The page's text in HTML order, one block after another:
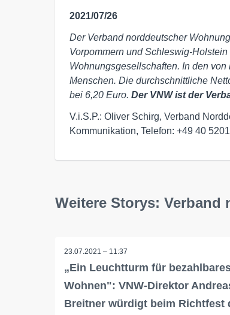
2021/07/26
Der Verband norddeutscher
Vorpommern und Schleswig-
Wohnungsgesellschaften. In den
Menschen. Die durchschnittliche
bei 6,20 Euro. Der VNW ist der
V.i.S.P.: Oliver Schirg, Verband
Kommunikation, Telefon: +49 40
Weitere Storys: Verband
23.07.2021 – 11:37
„Ein Leuchtturm für
Wohnen": VNW-Direktor
Breitner würdigt beim Richtfest